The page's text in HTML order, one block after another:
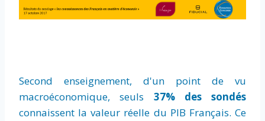
Second enseignement, d'un point de vu
macroéconomique, seuls 37% des sondés
connaissent la valeur réelle du PIB Français. Ce